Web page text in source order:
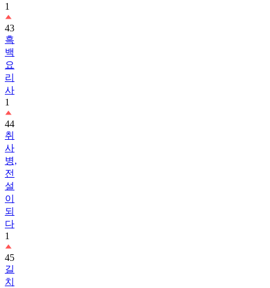
1
43
흑
백
요
리
사
1
44
취
사
병,
전
설
이
되
다
1
45
길
치